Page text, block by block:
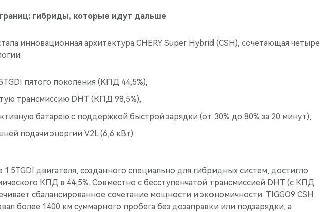
гибриды, которые идут дальше
инновационная архитектура CHERY Super Hybrid (CSH), сочетающая четыре
пятого поколения (КПД 44,5%),
трансмиссию DHT (КПД 98,5%),
батарею с поддержкой быстрой зарядки (от 30% до 80% за 20 минут),
подачи энергии V2L (6,6 кВт).
двигателя, созданного специально для гибридных систем, достигло
КПД в 44,5%. Совместно с бесступенчатой трансмиссией DHT (с КПД
сбалансированное сочетание мощности и экономичности: TIGGO9 CSH
более 1400 км суммарного пробега без дозаправки или подзарядки, а